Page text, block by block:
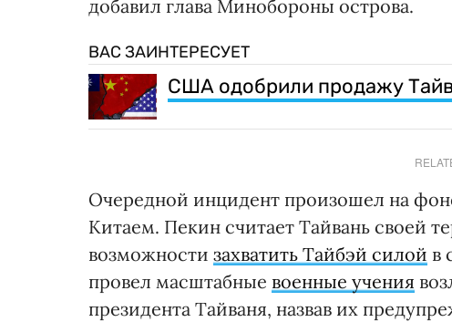
добавил глава Минобороны острова.
ВАС ЗАИНТЕРЕСУЕТ
США одобрили продажу
Очередной инцидент произошел на
Китаем. Пекин считает Тайвань своей
возможности захватить Тайбэй силой в
провел масштабные военные учения
президента Тайваня, назвав их